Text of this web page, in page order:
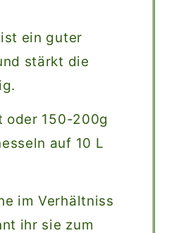
ein guter
stärkt die
oder 150-200g
auf 10 L
im Verhältniss
ihr sie zum